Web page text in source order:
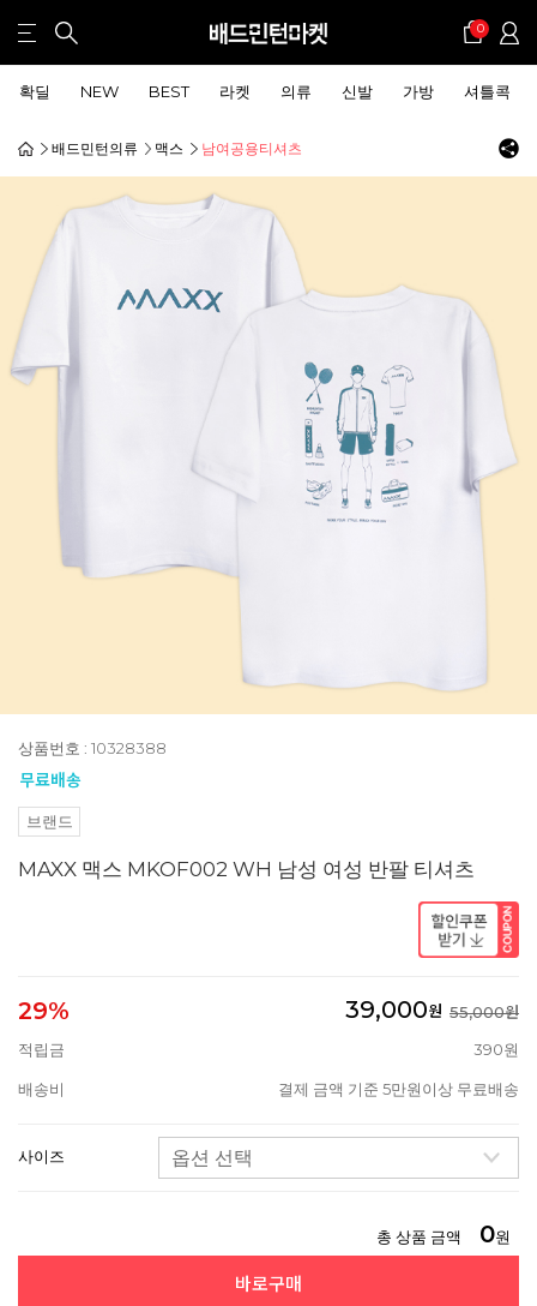
0
확딜 NEW BEST 라켓 의류 신발 가방 셔틀콕
배드민턴의류 맥스 남여공용티셔츠
상품번호 : 10328388
브랜드
MAXX 맥스 MKOF002 WH 남성 여성 반팔 티셔츠
29% 39,000원 55,000원
적립금
390원
배송비 결제 금액 기준 5만원이상 무료배송
사이즈
총 상품 금액 0원
바로구매